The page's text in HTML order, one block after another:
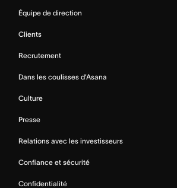
Équipe de direction
Clients
Recrutement
Dans les coulisses d’Asana
Culture
Presse
Relations avec les investisseurs
Confiance et sécurité
Confidentialité